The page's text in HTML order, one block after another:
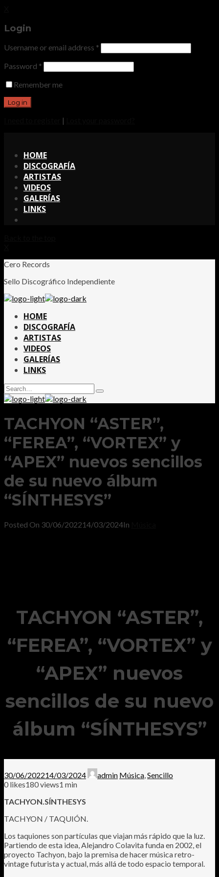
Login
Username or email address *
Password *
Remember me
|
HOME
DISCOGRAFÍA
ARTISTAS
VIDEOS
GALERÍAS
LINKS
Cero Records
Sello Discográfico Independiente
HOME
DISCOGRAFÍA
ARTISTAS
VIDEOS
GALERÍAS
LINKS
Search
for:
Type
and
enter
TACHYON “ASTER”,
“FEREA”, “VORTEX” y
“APEX” nuevos sencillos
de su nuevo álbum
“SÍNTHESYS”
Posted On 30/06/202214/03/2024In
TACHYON “ASTER”,
“FEREA”, “VORTEX” y
“APEX” nuevos
sencillos de su nuevo
álbum “SÍNTHESYS”
30/06/202214/03/2024 admin Música,Sencillo
0 likes180 views1 min
TACHYON.SÍNTHESYS
TACHYON / TAQUIÓN.
Los taquiones son partículas que viajan más rápido que la luz.
Partiendo de esta idea, Alejandro Colavita funda en 2002, el
proyecto Tachyon, bajo la premisa de hacer música retro-
vintage futurista y actual, más allá de todo espacio temporal.